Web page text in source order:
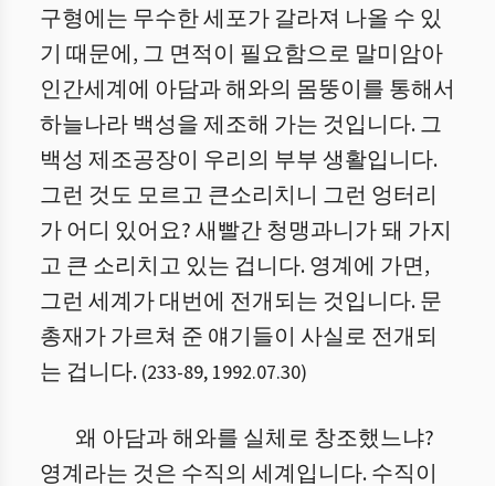
구형에는 무수한 세포가 갈라져 나올 수 있
기 때문에, 그 면적이 필요함으로 말미암아
인간세계에 아담과 해와의 몸뚱이를 통해서
하늘나라 백성을 제조해 가는 것입니다. 그
백성 제조공장이 우리의 부부 생활입니다.
그런 것도 모르고 큰소리치니 그런 엉터리
가 어디 있어요? 새빨간 청맹과니가 돼 가지
고 큰 소리치고 있는 겁니다. 영계에 가면,
그런 세계가 대번에 전개되는 것입니다. 문
총재가 가르쳐 준 얘기들이 사실로 전개되
는 겁니다. (233-89, 1992.07.30)
왜 아담과 해와를 실체로 창조했느냐?
영계라는 것은 수직의 세계입니다. 수직이